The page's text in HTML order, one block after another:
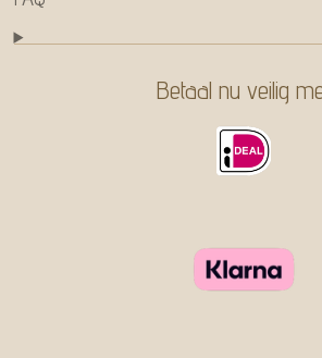
Betaal nu veilig